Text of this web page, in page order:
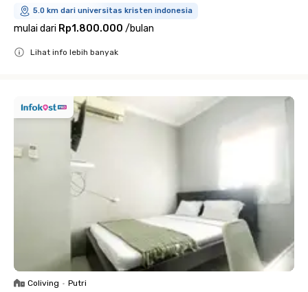
5.0 km dari universitas kristen indonesia
mulai dari Rp1.800.000 /bulan
Lihat info lebih banyak
Coliving • Putri